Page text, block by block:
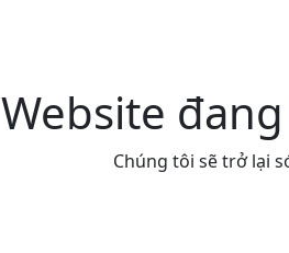
Website
Chúng tôi sẽ trở lại